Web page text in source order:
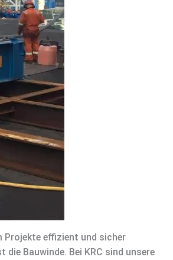
Projekte effizient und sicher
Bauwinde. Bei KRC sind unsere